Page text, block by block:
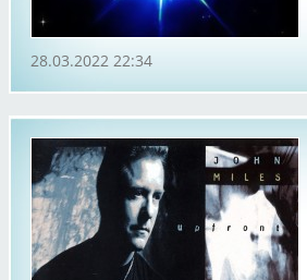
28.03.2022 22:34